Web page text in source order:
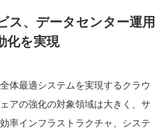
ス、データセンター運用
化を実現
体最適システムを実現するクラウ
アの強化の対象領域は大きく、サ
率インフラストラクチャ、システ